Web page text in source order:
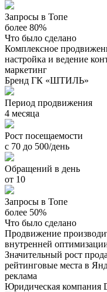
Запросы в Топе
более 80%
Что было сделано
Комплексное
настройка и ведение
маркетинг
Бренд ГК «ШТИЛЬ»
Период продвижения
4 месяца
Рост посещаемости
с 70 до 500/день
Обращений в день
от 10
Запросы в Топе
более 50%
Что было сделано
Продвижение
внутренней
Значительный рост
рейтинговые места в
реклама
Юридическая компания